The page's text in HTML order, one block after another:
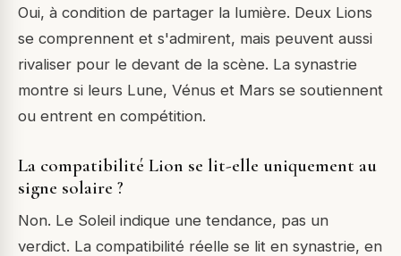
Oui, à condition de partager la lumière. Deux Lions
se comprennent et s'admirent, mais peuvent aussi
rivaliser pour le devant de la scène. La synastrie
montre si leurs Lune, Vénus et Mars se soutiennent
ou entrent en compétition.
La compatibilité Lion se lit-elle uniquement au
signe solaire ?
Non. Le Soleil indique une tendance, pas un
verdict. La compatibilité réelle se lit en synastrie, en